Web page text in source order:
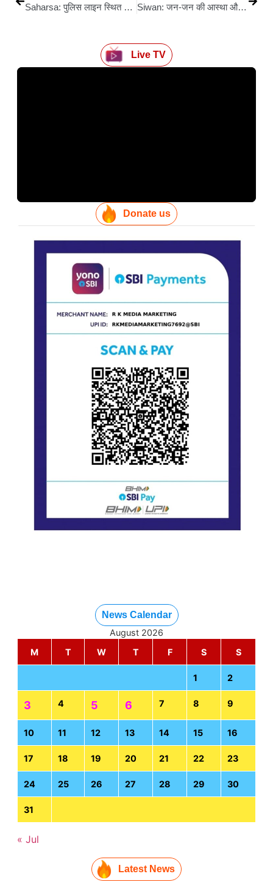
Saharsa: पुलिस लाइन स्थित बाल गृह में किशोर की संदिग्ध मौत Siwan: जन-जन की आस्था और परंपरा हमारी असली पहचान : प्रमोद कुमार मल्ल
Live TV
Donate us
News Calendar
August 2026
M
T W T F S S
1 2
3 4 5 6 7 8 9
10 11 12 13 14 15 16
17 18 19 20 21 22 23
24 25 26 27 28 29 30
31
« Jul
Latest News